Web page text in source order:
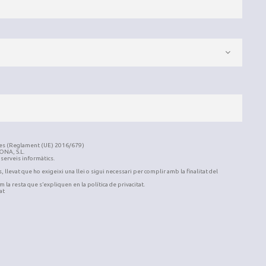
(Reglament (UE) 2016/679)
S.L.
informàtics.
llevat que ho exigeixi una llei o sigui necessari per complir amb la finalitat del
la resta que s’expliquen en la política de privacitat.